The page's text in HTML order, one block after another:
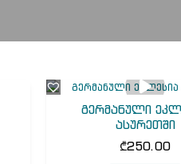
გერმანული
ასურეთში
₾250.00